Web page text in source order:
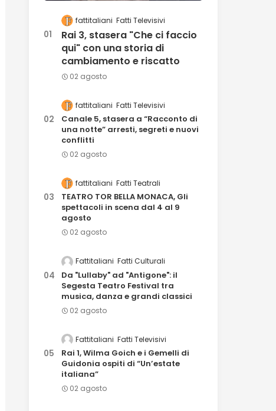
fattitaliani Fatti Televisivi
Rai 3, stasera "Che ci faccio
qui" con una storia di
cambiamento e riscatto
02 agosto
fattitaliani Fatti Televisivi
Canale 5, stasera a “Racconto di
una notte” arresti, segreti e nuovi
conflitti
02 agosto
fattitaliani Fatti Teatrali
TEATRO TOR BELLA MONACA, Gli
spettacoli in scena dal 4 al 9
agosto
02 agosto
Fattitaliani Fatti Culturali
Da "Lullaby" ad "Antigone": il
Segesta Teatro Festival tra
musica, danza e grandi classici
02 agosto
Fattitaliani Fatti Televisivi
Rai 1, Wilma Goich e i Gemelli di
Guidonia ospiti di “Un’estate
italiana”
02 agosto